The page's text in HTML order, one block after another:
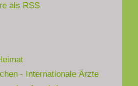
als RSS
- Internationale Ärzte